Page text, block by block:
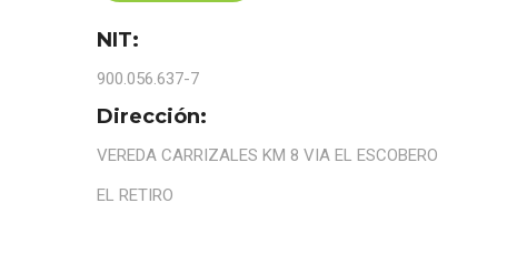
NIT:
900.056.637-7
Dirección:
VEREDA CARRIZALES KM 8 VIA EL ESCOBERO
EL RETIRO